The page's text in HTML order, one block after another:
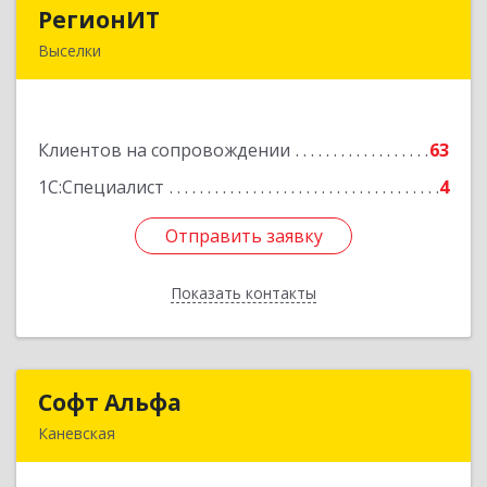
РегионИТ
Выселки
Клиентов на сопровождении
63
1С:Специалист
4
Отправить заявку
Показать контакты
173/1
Отправить заявку
Назад
Софт Альфа
Каневская